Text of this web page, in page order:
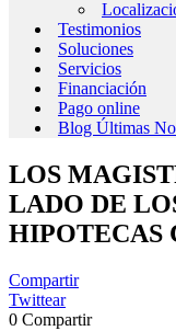
Testimonios
Soluciones
Servicios
Financiación
Pago online
Blog Últimas
LOS
LADO DE
HIPOTECAS
Compartir
Twittear
0 Compartir